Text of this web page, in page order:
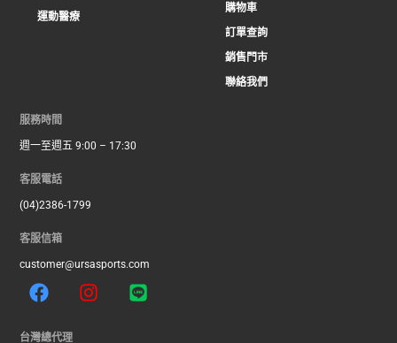
運動醫療
購物車
訂單查詢
銷售門市
聯絡我們
台灣總代理
服務時間
週一至週五 9:00 – 17:30
客服電話
(04)2386-1799
客服信箱
customer@ursasports.com
F
a
I
n
L
i